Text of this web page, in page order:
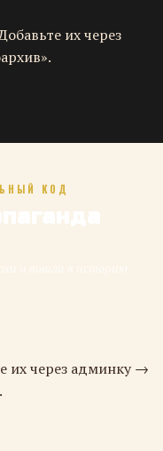
их через
КОД
их через админку →